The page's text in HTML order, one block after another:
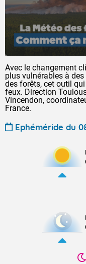
Avec le changement
plus vulnérables à
des forêts, cet outil
feux. Direction
Vincendon,
France.
Ephéméride du